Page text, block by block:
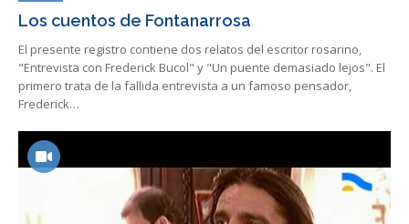
Los cuentos de Fontanarrosa
El presente registro contiene dos relatos del escritor rosarino,
"Entrevista con Frederick Bucol" y "Un puente demasiado lejos". El
primero trata de la fallida entrevista a un famoso pensador,
Frederick…